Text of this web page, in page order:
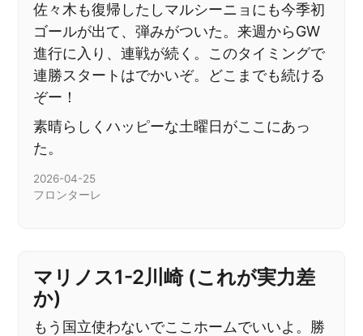
佐々木も復帰したしマルシーニョにも今季初
ゴールが出て、弾みがついた。来週からGW
進行に入り、連戦が続く。このタイミングで
連勝スタートはでかいぞ。どこまでも続ける
ぞー！
素晴らしくハッピーな土曜日がここにあっ
た。
2026-04-25
フロンターレ
マリノス1-2川崎 (これが実力差
か)
もう国立使わないでここホームでいいよ。勝